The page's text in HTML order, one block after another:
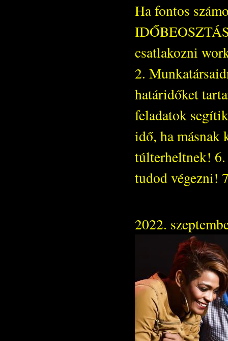
Ha fontos
csatlakozni
2.
határidőket
feladatok
idő, ha másnak
túlterheltnek! 6.
tudod végezni!
2022.